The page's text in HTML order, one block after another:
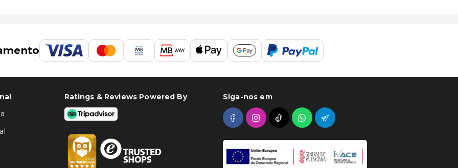
Ratings & Reviews Powered By Siga-nos em